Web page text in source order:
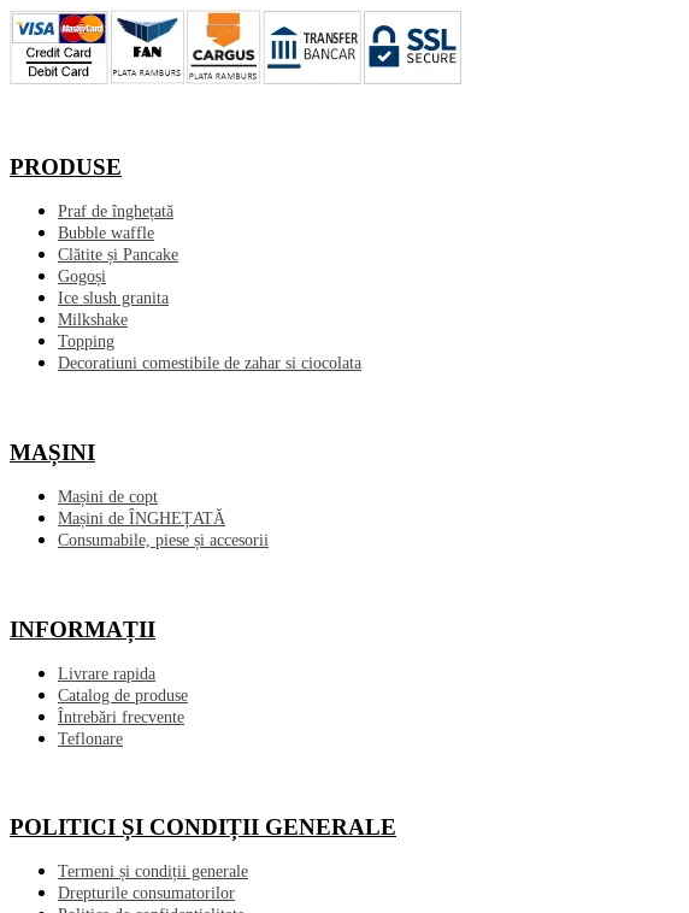
PRODUSE
Praf de înghețată
Bubble waffle
Clătite și Pancake
Gogoși
Ice slush granita
Milkshake
Topping
Decoratiuni comestibile de zahar si ciocolata
MAȘINI
Mașini de copt
Mașini de ÎNGHEȚATĂ
Consumabile, piese și accesorii
INFORMAȚII
Livrare rapida
Catalog de produse
Întrebări frecvente
Teflonare
POLITICI ȘI CONDIȚII GENERALE
Termeni și condiții generale
Drepturile consumatorilor